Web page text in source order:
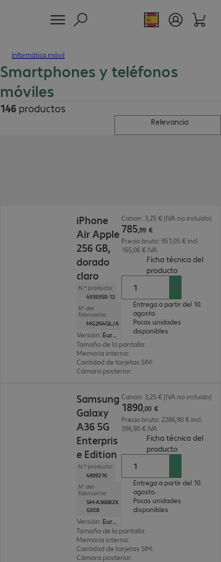
Informática móvil
Smartphones y teléfonos
móviles
146 productos
Relevancia
iPhone
Air Apple
256 GB,
dorado
claro
N.º producto:
4939350-12
N° del
fabricante:
MG2N4QL/A
Versión:
Europa
Tamaño de la pantalla:
Memoria interna:
Cantidad de tarjetas SIM:
Cámara posterior:
Canon: 3,25 € (IVA no incluido)
785,99 €
Precio bruto: 951,05 € incl.
165,06 € IVA
Ficha técnica del
producto(
Entrega a partir del 10.
agosto.
Pocas unidades
disponibles
Samsung
Galaxy
A36 5G
Enterpris
e Edition
N.º producto:
4909216
N° del
fabricante:
SM-A366BZK
GEEB
Versión:
Europa
Tamaño de la pantalla:
Memoria interna:
Cantidad de tarjetas SIM:
Cámara posterior:
Canon: 3,25 € (IVA no incluido)
1890,00 €
Precio bruto: 2286,90 € incl.
396,90 € IVA
Ficha técnica del
producto(
Entrega a partir del 10.
agosto.
Pocas unidades
disponibles